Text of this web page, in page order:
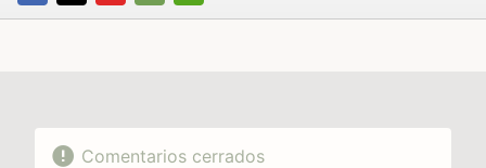
FACEBOOK
TWITTERFLIPBOARD
E-
WHATSAPP
Comentarios cerrados